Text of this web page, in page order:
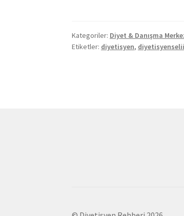
Kategoriler: Diyet & Danışma
Etiketler: diyetisyen,